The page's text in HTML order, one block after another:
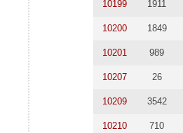
10199 1911
10200 1849
10201 989
10207 26
10209 3542
10210 710